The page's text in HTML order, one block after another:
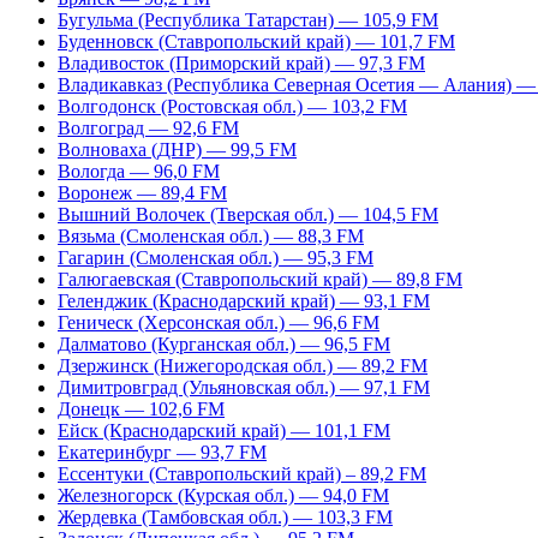
Бугульма (Республика Татарстан) — 105,9 FM
Буденновск (Ставропольский край) — 101,7 FM
Владивосток (Приморский край) — 97,3 FM
Владикавказ (Республика Северная Осетия — Алания)
Волгодонск (Ростовская обл.) — 103,2 FM
Волгоград — 92,6 FM
Волноваха (ДНР) — 99,5 FM
Вологда — 96,0 FM
Воронеж — 89,4 FM
Вышний Волочек (Тверская обл.) — 104,5 FM
Вязьма (Смоленская обл.) — 88,3 FM
Гагарин (Смоленская обл.) — 95,3 FM
Галюгаевская (Ставропольский край) — 89,8 FM
Геленджик (Краснодарский край) — 93,1 FM
Геническ (Херсонская обл.) — 96,6 FM
Далматово (Курганская обл.) — 96,5 FM
Дзержинск (Нижегородская обл.) — 89,2 FM
Димитровград (Ульяновская обл.) — 97,1 FM
Донецк — 102,6 FM
Ейск (Краснодарский край) — 101,1 FM
Екатеринбург — 93,7 FM
Ессентуки (Ставропольский край) – 89,2 FM
Железногорск (Курская обл.) — 94,0 FM
Жердевка (Тамбовская обл.) — 103,3 FM